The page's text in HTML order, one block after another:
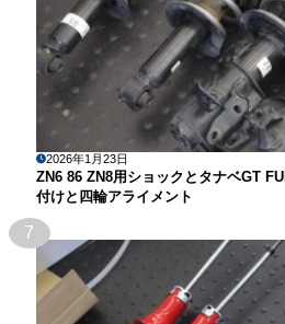
2026年1月23日
ZN6 86 ZN8用ショックとタナベGT
付けと四輪アライメント
7